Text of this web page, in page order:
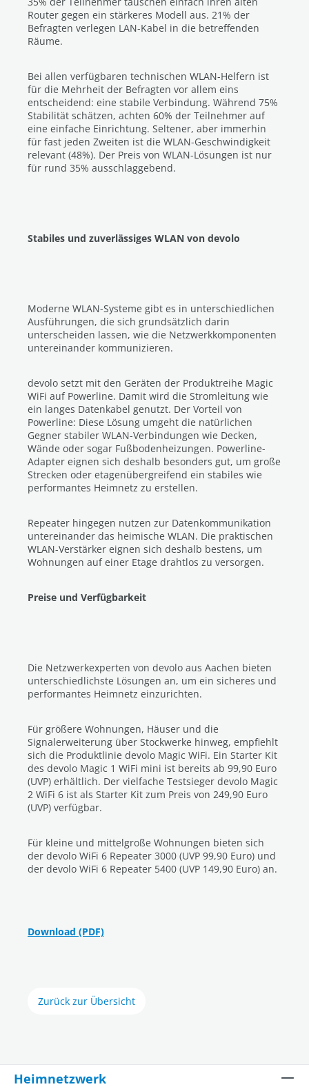
Router gegen ein stärkeres Modell aus. 21% der
Befragten verlegen LAN-Kabel in die betreffenden
Räume.
Bei allen verfügbaren technischen WLAN-Helfern ist
für die Mehrheit der Befragten vor allem eins
entscheidend: eine stabile Verbindung. Während 75%
Stabilität schätzen, achten 60% der Teilnehmer auf
eine einfache Einrichtung. Seltener, aber immerhin
für fast jeden Zweiten ist die WLAN-Geschwindigkeit
relevant (48%). Der Preis von WLAN-Lösungen ist nur
für rund 35% ausschlaggebend.
Stabiles und zuverlässiges WLAN von devolo
Moderne WLAN-Systeme gibt es in unterschiedlichen
Ausführungen, die sich grundsätzlich darin
unterscheiden lassen, wie die Netzwerkkomponenten
untereinander kommunizieren.
devolo setzt mit den Geräten der Produktreihe Magic
WiFi auf Powerline. Damit wird die Stromleitung wie
ein langes Datenkabel genutzt. Der Vorteil von
Powerline: Diese Lösung umgeht die natürlichen
Gegner stabiler WLAN-Verbindungen wie Decken,
Wände oder sogar Fußbodenheizungen. Powerline-
Adapter eignen sich deshalb besonders gut, um große
Strecken oder etagenübergreifend ein stabiles wie
performantes Heimnetz zu erstellen.
Repeater hingegen nutzen zur Datenkommunikation
untereinander das heimische WLAN. Die praktischen
WLAN-Verstärker eignen sich deshalb bestens, um
Wohnungen auf einer Etage drahtlos zu versorgen.
Preise und Verfügbarkeit
Die Netzwerkexperten von devolo aus Aachen bieten
unterschiedlichste Lösungen an, um ein sicheres und
performantes Heimnetz einzurichten.
Für größere Wohnungen, Häuser und die
Signalerweiterung über Stockwerke hinweg, empfiehlt
sich die Produktlinie devolo Magic WiFi. Ein Starter Kit
des devolo Magic 1 WiFi mini ist bereits ab 99,90 Euro
(UVP) erhältlich. Der vielfache Testsieger devolo Magic
2 WiFi 6 ist als Starter Kit zum Preis von 249,90 Euro
(UVP) verfügbar.
Für kleine und mittelgroße Wohnungen bieten sich
der devolo WiFi 6 Repeater 3000 (UVP 99,90 Euro) und
der devolo WiFi 6 Repeater 5400 (UVP 149,90 Euro) an.
Download (PDF)
Zurück zur Übersicht
Heimnetzwerk